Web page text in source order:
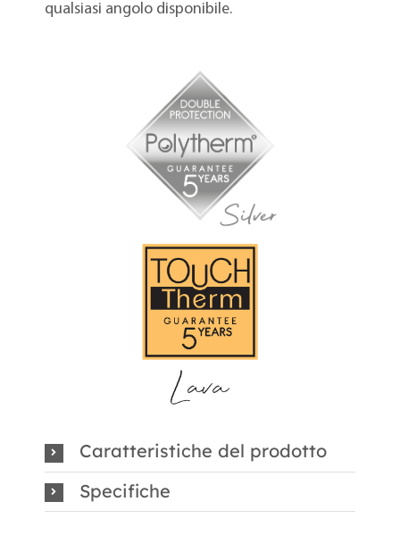
qualsiasi angolo disponibile.
Caratteristiche del prodotto
Specifiche